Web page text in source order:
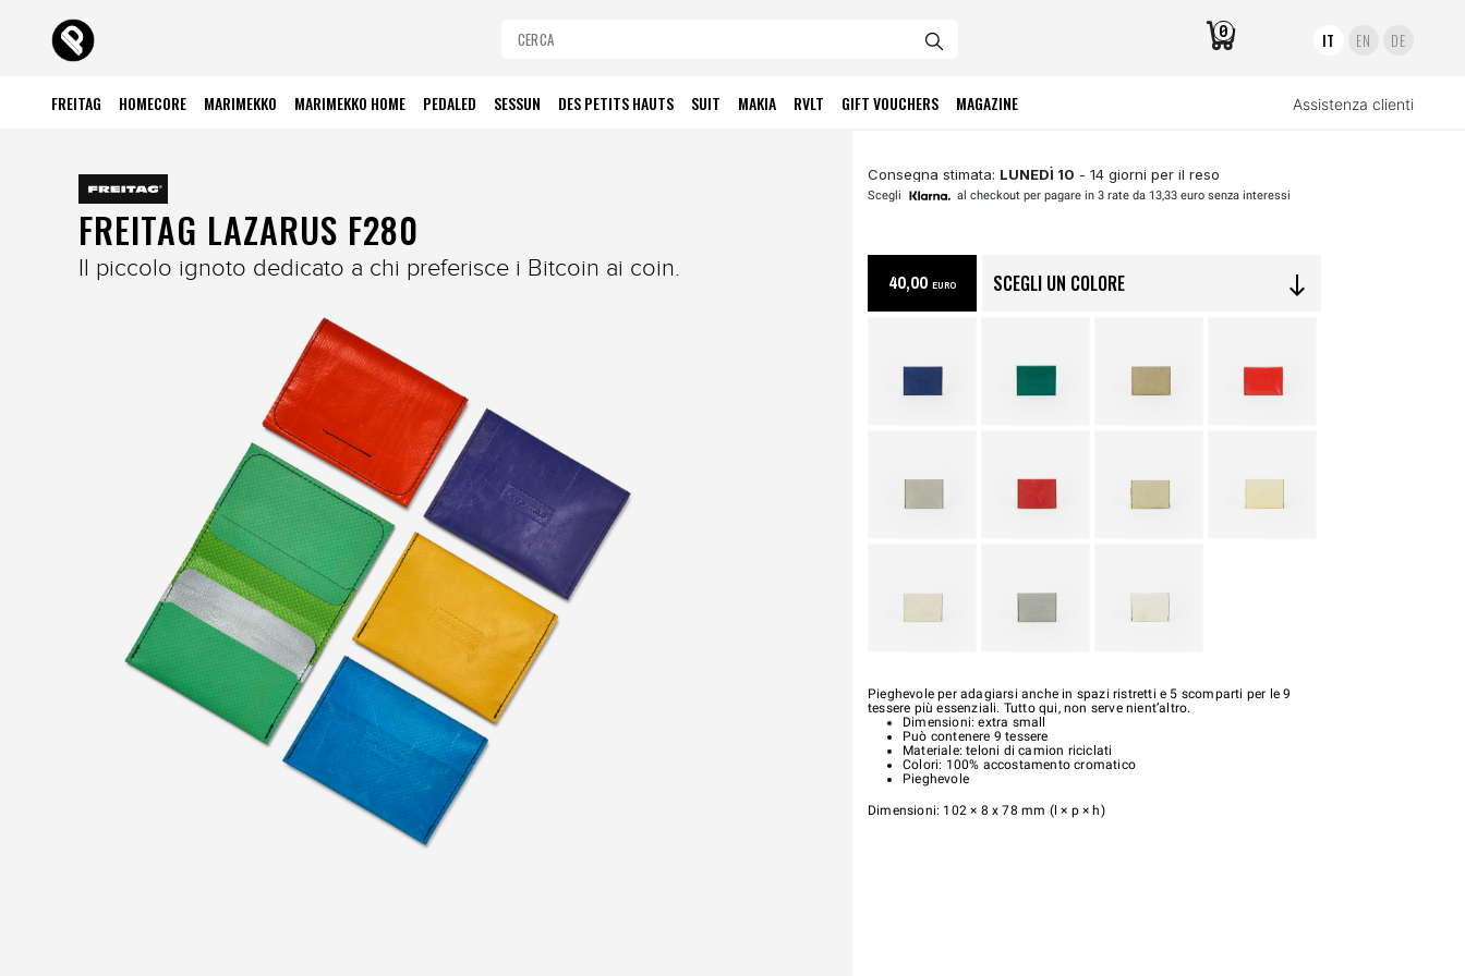
0 IT EN DE
FREITAG HOMECORE MARIMEKKO MARIMEKKO HOME PEDALED SESSUN DES PETITS HAUTS SUIT MAKIA RVLT GIFT VOUCHERS MAGAZINE Assistenza clienti
Consegna stimata: LUNEDÌ 10 - 14 giorni per il reso
Scegli al checkout per pagare in 3 rate da 13,33 euro senza interessi
FREITAG LAZARUS F280
Il piccolo ignoto dedicato a chi preferisce i Bitcoin ai coin. 40,00 EURO SCEGLI UN COLORE south
Pieghevole per adagiarsi anche in spazi ristretti e 5 scomparti per le 9
tessere più essenziali. Tutto qui, non serve nient’altro.
Dimensioni: extra small
Può contenere 9 tessere
Materiale: teloni di camion riciclati
Colori: 100% accostamento cromatico
Pieghevole
Dimensioni: 102 × 8 x 78 mm (l × p × h)